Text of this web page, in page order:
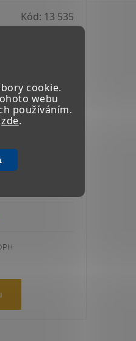
cookie.
webu
používáním.
zde.
Kód: 13 535